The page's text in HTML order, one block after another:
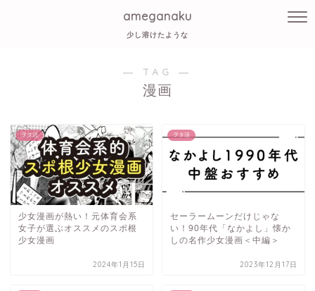
ameganaku
少し溶けたような
― TAG ―
漫画
ヲタ活
少女漫画が熱い！元体育会系
女子が選ぶオススメのスポ根
少女漫画
2024年1月15日
ヲタ活
セーラームーンだけじゃな
い！90年代「なかよし」懐か
しの名作少女漫画＜中編＞
2023年12月17日